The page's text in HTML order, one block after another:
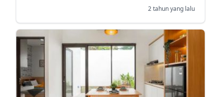
2 tahun yang lalu